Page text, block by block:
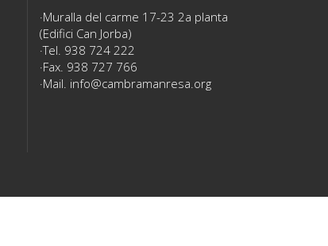
Muralla del carme 17-23 2a planta
(Edifici Can Jorba)
Tel. 938 724 222
Fax. 938 727 766
Mail. info@cambramanresa.org